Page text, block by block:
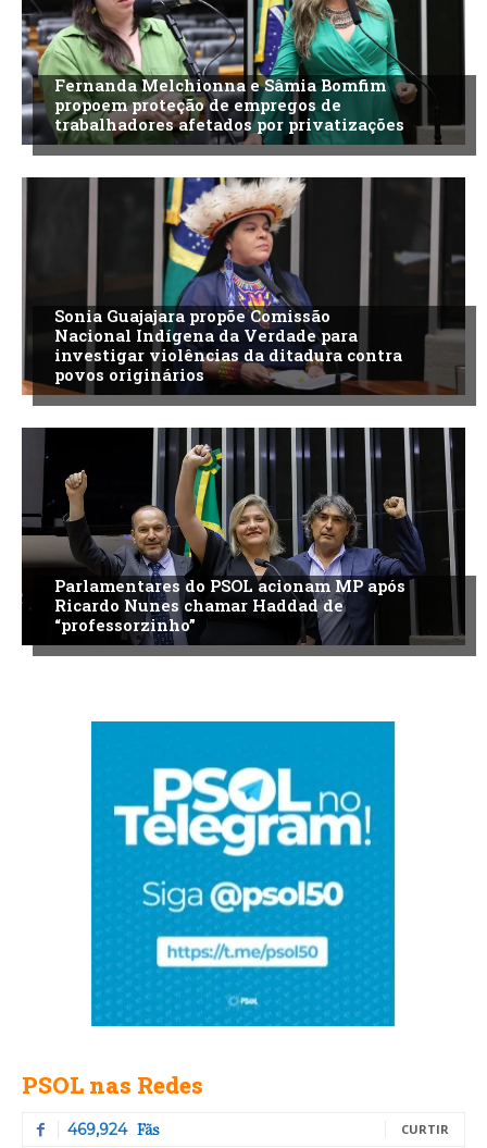
Fernanda Melchionna e Sâmia Bomfim
propoem proteção de empregos de
trabalhadores afetados por privatizações
Sonia Guajajara propõe Comissão
Nacional Indígena da Verdade para
investigar violências da ditadura contra
povos originários
Parlamentares do PSOL acionam MP após
Ricardo Nunes chamar Haddad de
“professorzinho”
PSOL nas Redes
469,924 Fãs CURTIR